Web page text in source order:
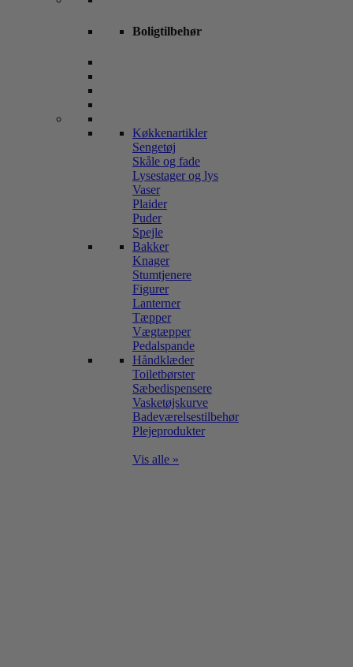
Boligtilbehør
Køkkenartikler
Sengetøj
Skåle og fade
Lysestager og lys
Vaser
Plaider
Puder
Spejle
Bakker
Knager
Stumtjenere
Figurer
Lanterner
Tæpper
Vægtæpper
Pedalspande
Håndklæder
Toiletbørster
Sæbedispensere
Vasketøjskurve
Badeværelsestilbehør
Plejeprodukter
Vis alle »